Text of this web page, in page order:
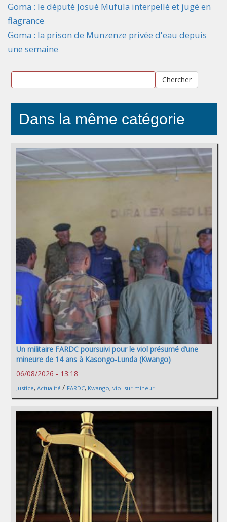
Goma : le député Josué Mufula interpellé et jugé en
flagrance
Goma : la prison de Munzenze privée d'eau depuis
une semaine
Chercher
Dans la même catégorie
Un militaire FARDC poursuivi pour le viol présumé d’une
mineure de 14 ans à Kasongo-Lunda (Kwango)
06/08/2026 - 13:18
Justice, Actualité / FARDC, Kwango, viol sur mineur